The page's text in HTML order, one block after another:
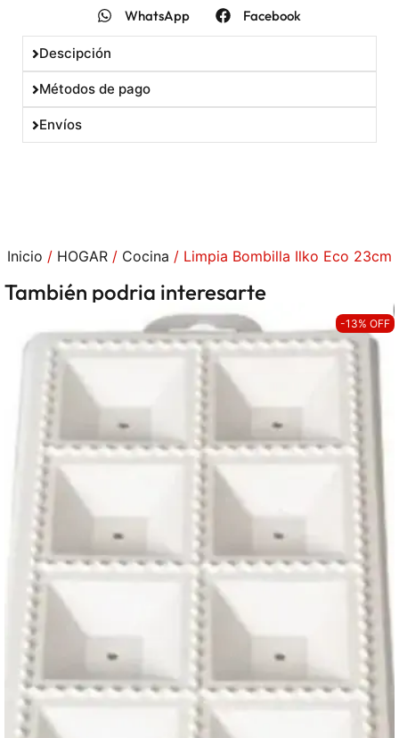
WhatsApp Facebook
Descipción
Métodos de pago
Envíos
Inicio / HOGAR / Cocina / Limpia Bombilla Ilko Eco 23cm
También podria interesarte
-13% OFF